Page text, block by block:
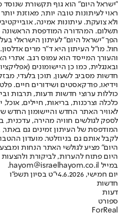
"ישראל היום" הוא גוף תקשורת שנוסד
ראוי לעיתונות טובה יותר, מאוזנת
ולא צועקת. עיתונות אמינה,
הפך "ישראל היום" לעיתון הישראלי
חול. מו"ל העיתון היא ד"ר מרים
והעורך המייסד הוא עמוס רגב. אתרי
חדשות מסביב לשעון, תוכן בלעדי,
וידיאו, פודקאסטים ושידורים חיים.
כוללות ערוצי חדשות ודעות, תרבות
לאוויר האתר החדש והיישומון החדש
לספק לגולשים חוויה מהירה, עדכנית,
המודפסת של העיתון זמינים גם
לקבל אותם גם בניוזלטר. מועדון
היום" מציע לגולשי האתר הנחות
היום פתוח להערות, לביקורת ולהצעות
במייל hayom@israelhayom.co.il.
יום חמישי, 4.6.2026
י"ט בסיון תשפ"ו
חדשות
דעות
ספורט
ForReal